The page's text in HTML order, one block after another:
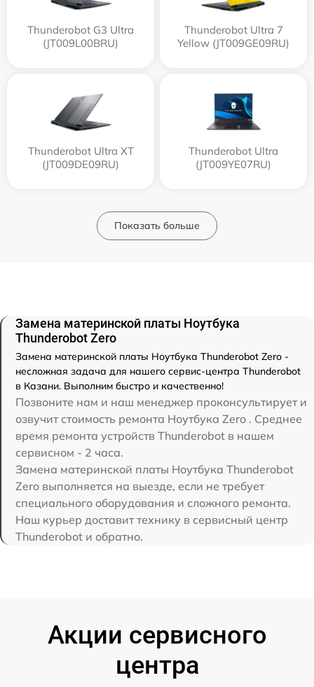
Thunderobot G3 Ultra
(JT009L00BRU)
Thunderobot Ultra 7
Yellow (JT009GE09RU)
Thunderobot Ultra XT
(JT009DE09RU)
Thunderobot Ultra
(JT009YE07RU)
Показать больше
Замена материнской платы Ноутбука
Thunderobot Zero
Замена материнской платы Ноутбука Thunderobot Zero -
несложная задача для нашего сервис-центра Thunderobot
в Казани. Выполним быстро и качественно!
Позвоните нам и наш менеджер проконсультирует и
озвучит стоимость ремонта Ноутбука Zero . Среднее
время ремонта устройств Thunderobot в нашем
сервисном - 2 часа.
Замена материнской платы Ноутбука Thunderobot
Zero выполняется на выезде, если не требует
специального оборудования и сложного ремонта.
Наш курьер доставит технику в сервисный центр
Thunderobot и обратно.
Акции сервисного
центра